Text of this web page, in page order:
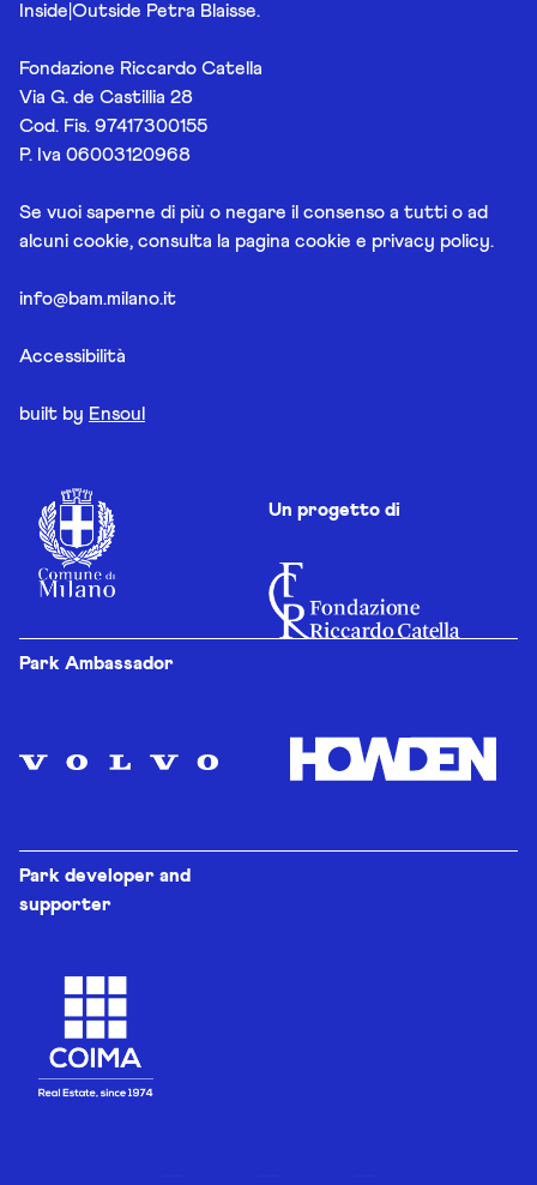
Inside|Outside Petra Blaisse.
Fondazione Riccardo Catella
Via G. de Castillia 28
Cod. Fis. 97417300155
P. Iva 06003120968
Se vuoi saperne di più o negare il consenso a tutti o ad
alcuni cookie, consulta la pagina cookie e privacy policy.
info@bam.milano.it
Accessibilità
built by Ensoul
Un progetto di
Park Ambassador
Park developer and
supporter